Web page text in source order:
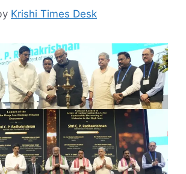
Krishi Times Desk